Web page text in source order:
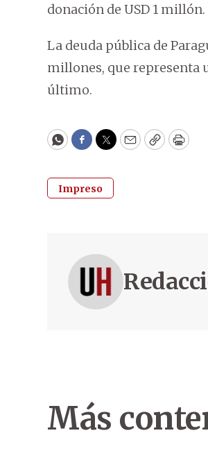
donación de USD 1 millón.
La deuda pública de
millones, que representa
último.
WhatsApp
Facebook
Twitter
EmailCopyPrint
Impreso
Más